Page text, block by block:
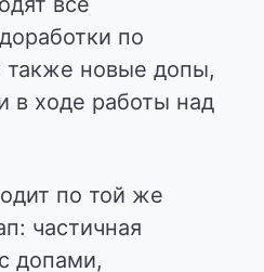
по
также новые допы,
в ходе работы над
по той же
частичная
допами,